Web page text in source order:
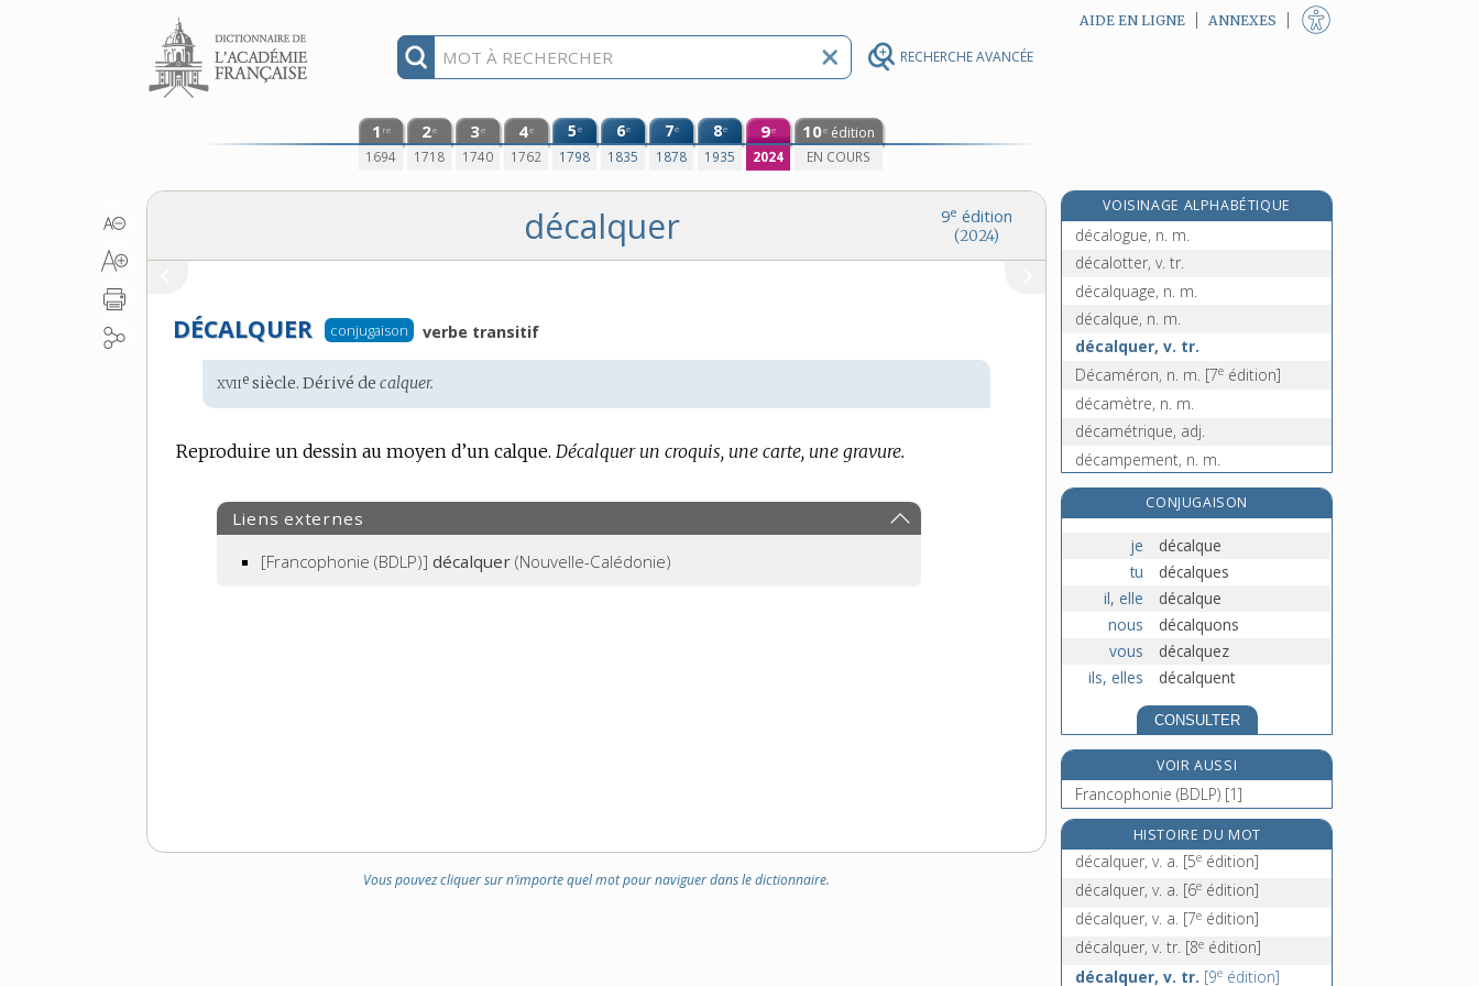
RECHERCHE AVANCÉE
Aller au contenu AIDE EN LIGNE ANNEXES
1 re
1694
2e
1718
3e
1740
4e
1762
5e
1798
6e
1835
7e
1878
8e
1935
9e
2024
10e édition
EN COURS
9e édition
(2024)
décalquer
DÉCALQUER conjugaison verbe transitif
Étymologie
:
xviie siècle. Dérivé decalquer.
Reproduire un dessin au moyen d’un calque. Décalquer un croquis, une carte, une gravure.
Liens externes
[Francophonie (BDLP)] décalquer (Nouvelle-Calédonie)
Vous pouvez cliquer sur n’importe quel mot pour naviguer dans le dictionnaire.
VOISINAGE ALPHABÉTIQUE
décalitre, n. m.
décalogue, n. m.
décalotter, v. tr.
décalquage, n. m.
décalque, n. m.
décalquer, v. tr.
Décaméron, n. m. [7e édition]
décamètre, n. m.
décamétrique, adj.
décampement, n. m.
décamper, v. intr.
décan, n. m.
décanal, -ale, adj.
décanat, n. m.
décandrie, n. f.[7eédition]
CONJUGAISON
je
décalque
tu
décalques
il, elle
décalque
nous
décalquons
vous
décalquez
ils, elles
décalquent
CONSULTER
VOIR AUSSI
Francophonie (BDLP) [1]
HISTOIRE DU MOT
décalquer, v. a. [5e édition]
décalquer, v. a. [6e édition]
décalquer, v. a. [7e édition]
décalquer, v. tr. [8e édition]
décalquer, v. tr. [9e édition]